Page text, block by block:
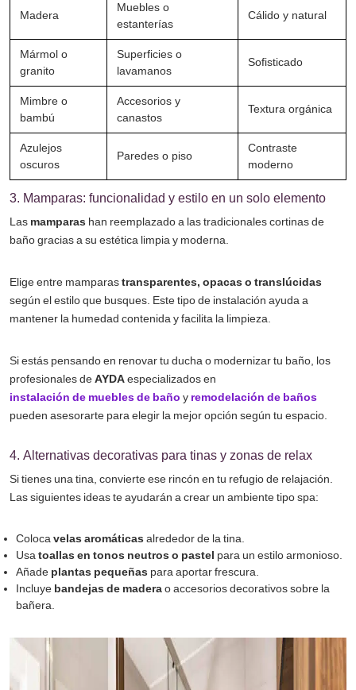
Madera
Muebles o
estanterías
Cálido y natural
Mármol o
granito
Superficies o
lavamanos
Sofisticado
Mimbre o
bambú
Accesorios y
canastos
Textura orgánica
Azulejos
oscuros
Paredes o piso
Contraste
moderno
3. Mamparas: funcionalidad y estilo en un solo elemento
Las mamparas han reemplazado a las tradicionales cortinas de
baño gracias a su estética limpia y moderna.
Elige entre mamparastransparentes, opacas o translúcidas
según el estilo que busques. Este tipo de instalación ayuda a
mantener la humedad contenida y facilita la limpieza.
Si estás pensando en renovar tu ducha o modernizar tu baño, los
profesionales deAYDAespecializados en
instalación de muebles de baño y remodelación de baños
pueden asesorarte para elegir la mejor opción según tu espacio.
4. Alternativas decorativas para tinas y zonas de relax
Si tienes una tina, convierte ese rincón en tu refugio de relajación.
Las siguientes ideas te ayudarán a crear un ambiente tipo spa:
Colocavelas aromáticas alrededor de la tina.
Usatoallas en tonos neutros o pastel para un estilo armonioso.
Añade plantas pequeñas para aportar frescura.
Incluye bandejas de maderao accesorios decorativos sobre la
bañera.